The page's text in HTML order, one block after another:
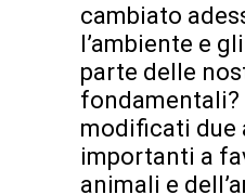
cambiato
l’ambiente e
parte delle
fondamentali?
modificati
importanti a
animali e